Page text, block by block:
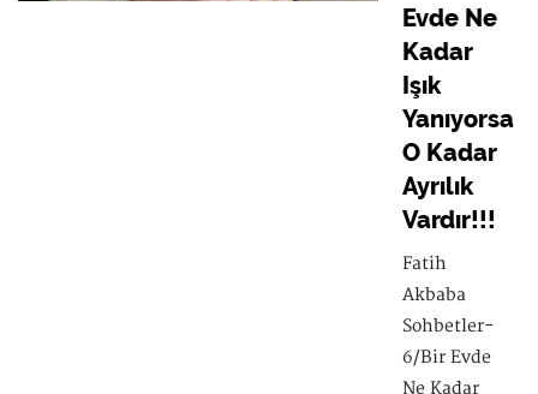
Evde Ne
Kadar
Işık
Yanıyorsa
O Kadar
Ayrılık
Vardır!!!
Fatih
Akbaba
Sohbetler-
6/Bir Evde
Ne Kadar